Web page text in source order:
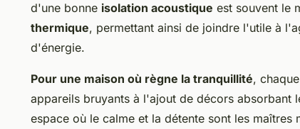
d'une bonne isolation acoustique est souvent le
thermique, permettant ainsi de joindre l'utile à
d'énergie.
Pour une maison où règne la tranquillité,
appareils bruyants à l'ajout de décors absorbant
espace où le calme et la détente sont les maîtres